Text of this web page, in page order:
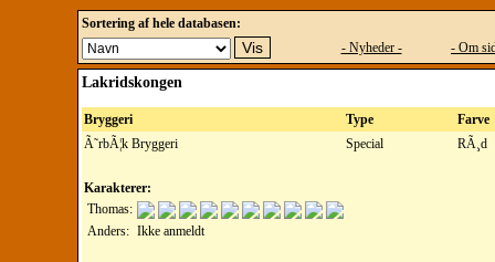
Sortering af hele databasen:
- Nyheder -
- Om
Lakridskongen
Bryggeri Type
Farve
Ã˜rbÃ¦k Bryggeri
Special RÃ¸d
Karakterer:
Thomas:
Anders: Ikke anmeldt